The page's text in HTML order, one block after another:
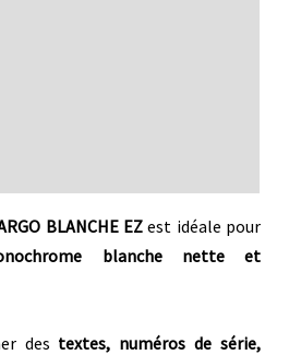
BLANCHE EZest idéale pour
blanche nette et
des textes, numéros de série,